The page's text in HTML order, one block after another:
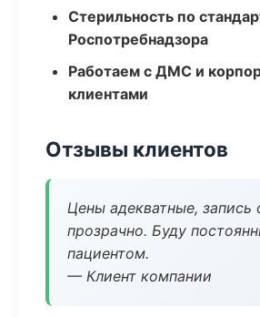
Стерильность по
Роспотребнадзора
Работаем с ДМС и
клиентами
Отзывы клиентов
Цены адекватные, запись
прозрачно. Буду
пациентом.
— Клиент компании